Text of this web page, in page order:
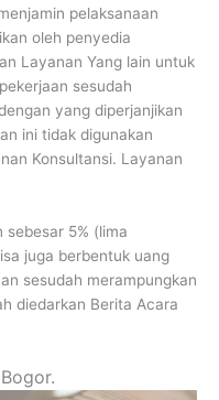
pelaksanaan
oleh penyedia
Layanan Yang lain untuk
sesudah
yang diperjanjikan
ini tidak digunakan
Konsultansi. Layanan
sebesar 5% (lima
juga berbentuk uang
sesudah merampungkan
diedarkan Berita Acara